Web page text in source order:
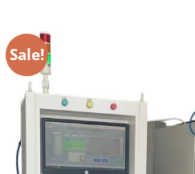
Sale!